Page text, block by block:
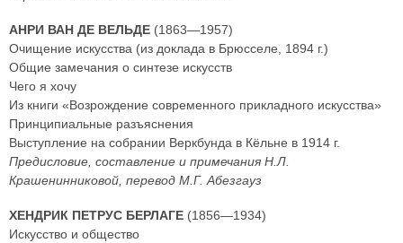
АНРИ ВАН ДЕ ВЕЛЬДЕ (1863—1957)
Очищение искусства (из доклада в Брюсселе, 1894 г.)
Общие замечания о синтезе искусств
Чего я хочу
Из книги «Возрождение современного прикладного искусства»
Принципиальные разъяснения
Выступление на собрании Веркбунда в Кёльне в 1914 г.
Предисловие, составление и примечания Н.Л.
Крашенинниковой, перевод М.Г. Абезгауз
ХЕНДРИК ПЕТРУС БЕРЛАГЕ (1856—1934)
Искусство и общество